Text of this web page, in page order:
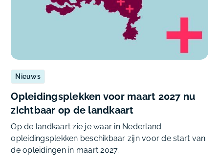
Nieuws
Opleidingsplekken voor maart 2027 nu
zichtbaar op de landkaart
Op de landkaart zie je waar in Nederland
opleidingsplekken beschikbaar zijn voor de start van
de opleidingen in maart 2027.